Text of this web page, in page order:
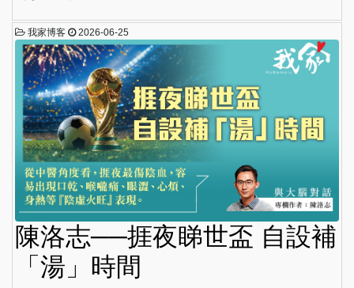
我家博客 2026-06-25
陳洛志──捱夜睇世盃 自設補
「湯」時間